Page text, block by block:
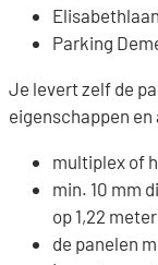
Parking
Je levert zelf de
eigenschappen
multiplex of
min. 10 mm
op 1,22
de panelen